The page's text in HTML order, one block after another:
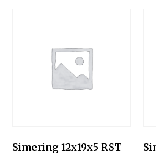
Simering 12x19x5 RST